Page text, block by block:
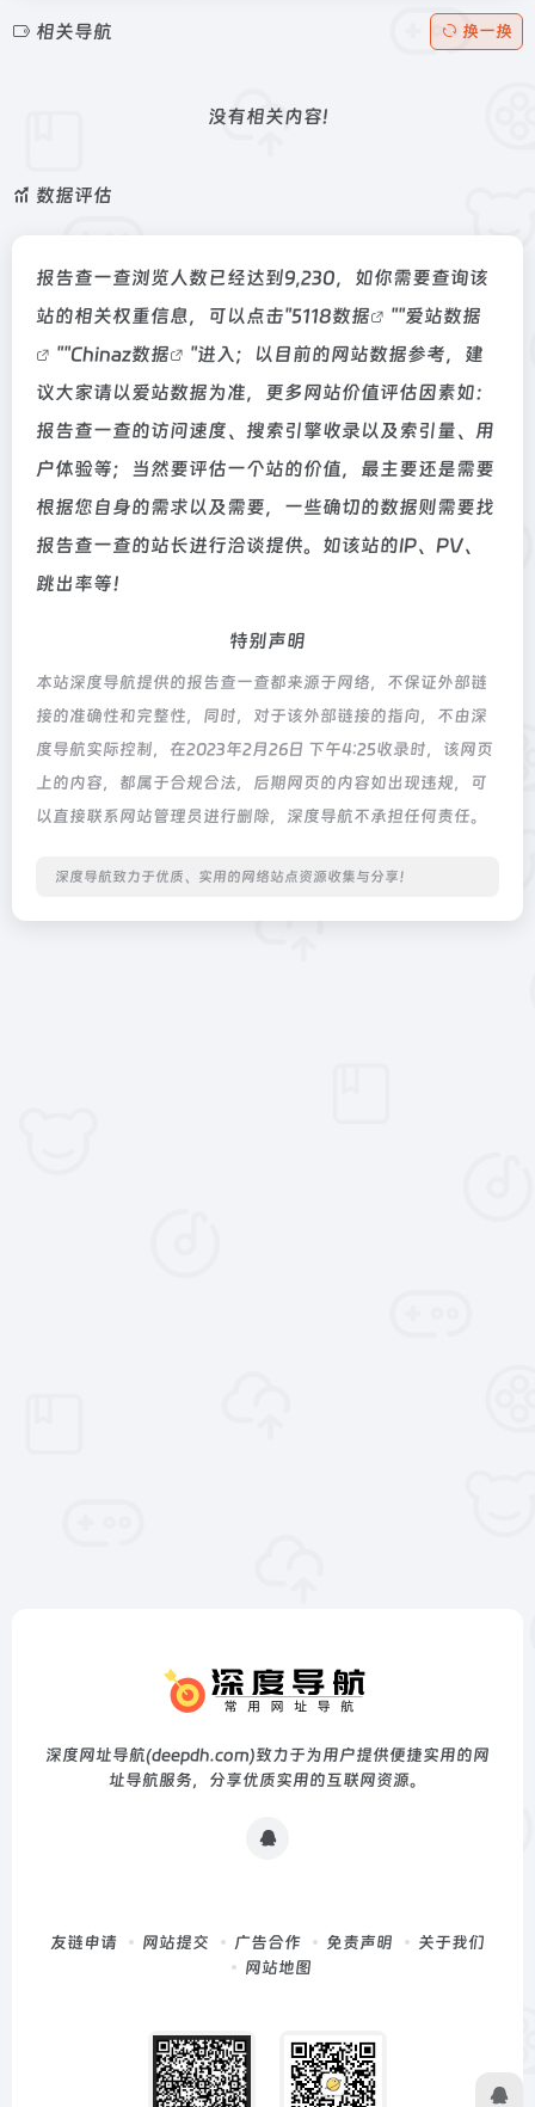
相关导航 换一换
没有相关内容!
数据评估
报告查一查浏览人数已经达到9,230，如你需要查询该
站的相关权重信息，可以点击"5118数据 ""爱站数据
""Chinaz数据
"进入；以目前的网站数据参考，建
议大家请以爱站数据为准，更多网站价值评估因素如：
报告查一查的访问速度、搜索引擎收录以及索引量、用
户体验等；当然要评估一个站的价值，最主要还是需要
根据您自身的需求以及需要，一些确切的数据则需要找
报告查一查的站长进行洽谈提供。如该站的IP、PV、
跳出率等！
特别声明
本站深度导航提供的报告查一查都来源于网络，不保证外部链
接的准确性和完整性，同时，对于该外部链接的指向，不由深
度导航实际控制，在2023年2月26日 下午4:25收录时，该网页
上的内容，都属于合规合法，后期网页的内容如出现违规，可
以直接联系网站管理员进行删除，深度导航不承担任何责任。
深度导航致力于优质、实用的网络站点资源收集与分享！
深度网址导航(deepdh.com)致力于为用户提供便捷实用的网
址导航服务，分享优质实用的互联网资源。
友链申请 网站提交 广告合作 免责声明
关于我们
网站地图